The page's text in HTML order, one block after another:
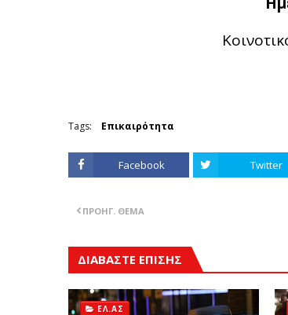
Tags: Επικαιρότητα
Facebook Twitter
ΠΡΟΗΓ. ΘΈΜΑ
ΔΙΑΒΑΣΤΕ ΕΠΙΣΗΣ
ΕΛ.ΑΣ